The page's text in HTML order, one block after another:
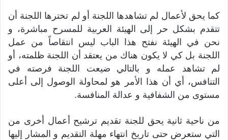
كما يحق لأعمال لم تشاهدها اللجنة أو لم تخترها اللجنة أن
تتقدم بشكل حر إلى الهيئة العربية للمسرح مباشرة، و
نحن في الهيئة نفتح هذا الباب ليس انتقاصاً من عمل
اللجنة بل كي لا يكون هناك من يعتقد أن اللجنة ظلمته، أو
لم تشاهد عمله و بالتالي ضيعت اللجنة فرصته في
التنافس، أي أن هذا الأمر هو لمحاولة الوصول إلى أعلى
مستوى من الشفافية و عدالة المنافسة.
من ناحية ثانية يحق للجنة تقديم ترشيح أعمال أخرى من
التي ستعرض حتى تاريخ انتهاء مهلة التقديم و المشار إليها